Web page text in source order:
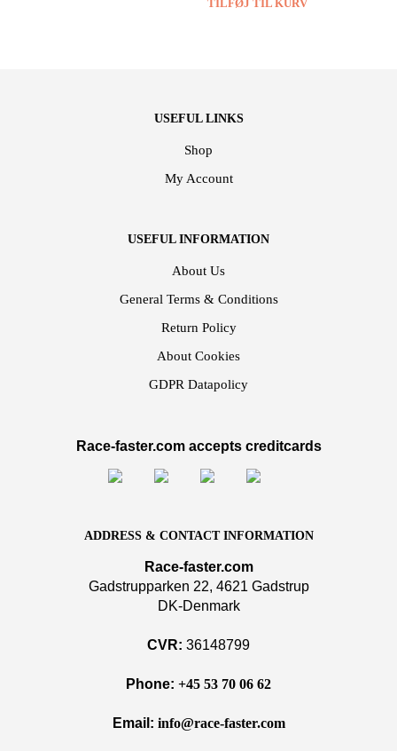
TILFØJ TIL KURV
USEFUL LINKS
Shop
My Account
USEFUL INFORMATION
About Us
General Terms & Conditions
Return Policy
About Cookies
GDPR Datapolicy
Race-faster.com accepts creditcards
ADDRESS & CONTACT INFORMATION
Race-faster.com
Gadstrupparken 22, 4621 Gadstrup
DK-Denmark
CVR: 36148799
Phone: +45 53 70 06 62
Email: info@race-faster.com